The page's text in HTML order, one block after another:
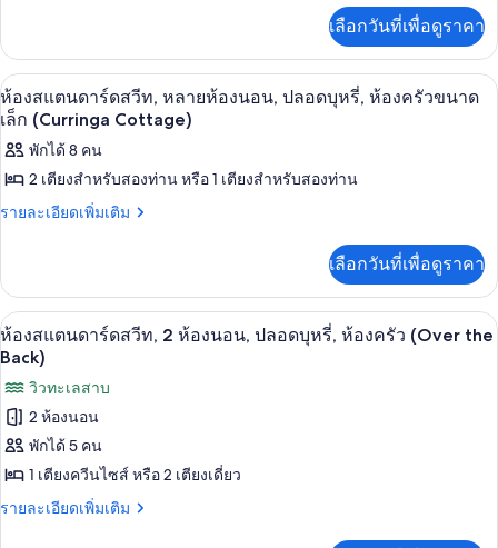
Studio)
ห้อง
นอน,
ปลอด
บุหรี่,
ห้อง
ครัว
เกี่ยว
กับ
ห้อง
สแตนดาร์ด
ท,
2
นอน,
ครัว
(Wedgetail
Wings)
เลือกวันที่เพื่อดูราคา
เปิด
ภาพถ่าย
ทั้งหมด
ของ
ห้อง
สวีท,
หลาย
ห้อง
นอน,
ปลอด
บุหรี่,
ห้อง
ครัว
ห้องสแตนดาร์ดสวีท, หลายห้องนอน, ป
7
ห้องสแตนดาร์ดสวีท, หลายห้องนอน, ปลอดบุหรี่, ห้องครัวขนาด
เล็ก (Curringa Cottage)
พักได้ 8 คน
2 เตียงสำหรับสองท่าน หรือ 1 เตียงสำหรับสองท่าน
รายละเอียดเพิ่มเติม
ราย
เกี่ยว
กับ
ห้อง
สแตนดาร์ด
ท,
หลาย
ห้อง
นอน,
ปลอด
ห้อง
เลือกวันที่เพื่อดูราคา
เปิด
ภาพถ่าย
ทั้งหมด
ของ
ห้อง
สแตนดาร์ด
สวีท,
ห้องสแตนดาร์ดสวีท, 2 ห้องนอน, ปลอด
5
ห้องสแตนดาร์ดสวีท, 2 ห้องนอน, ปลอดบุหรี่, ห้องครัว (Over the
Back)
วิวทะเลสาบ
2 ห้องนอน
พักได้ 5 คน
1 เตียงควีนไซส์ หรือ 2 เตียงเดี่ยว
รายละเอียดเพิ่มเติม
ราย